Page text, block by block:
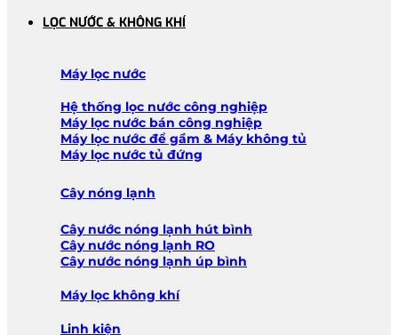
LỌC NƯỚC & KHÔNG KHÍ
Máy lọc nước
Hệ thống lọc nước công nghiệp
Máy lọc nước bán công nghiệp
Máy lọc nước để gầm & Máy không tủ
Máy lọc nước tủ đứng
Cây nóng lạnh
Cây nước nóng lạnh hút bình
Cây nước nóng lạnh RO
Cây nước nóng lạnh úp bình
Máy lọc không khí
Linh kiện